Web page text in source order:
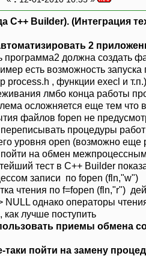
С++ Builder). (Интеграция
2
программа2 должна создать
есть возможность
process.h , функции execl и
лмбо конца работы
осложняется еще тем что
файлов fopen не
процедуры
уровня open (возможно
на обмен
тест в С++ Builder
записи по fopen (fln,"w")
чтения по f=fopen (fln,"r")
NULL однако операторы
как лучше поступить
приемы обмена
таки пойти на замену